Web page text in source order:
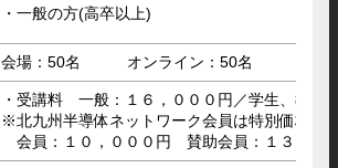
・一般の方(高卒以上)
会場：50名 オンライン：50名
・受講料 一般：１６，０００円／学生、教員
※北九州半導体ネットワーク会員は特別価格⇓
会員：１０，０００円 賛助会員：１３，０